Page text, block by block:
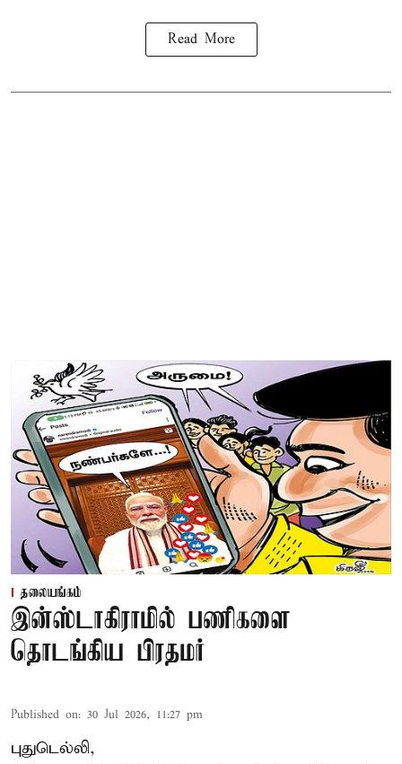
Read More
தலையங்கம்
இன்ஸ்டாகிராமில் பணிகளை
தொடங்கிய பிரதமர்
Published on: 30 Jul 2026, 11:27 pm
புதுடெல்லி,